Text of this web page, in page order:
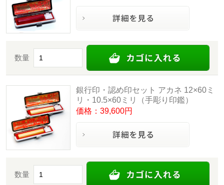
数量
銀行印・認め印セット アカネ 12×60ミ
リ・10.5×60ミリ（手彫り印鑑）
価格：39,600円
数量